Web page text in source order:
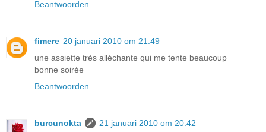
Beantwoorden
fimere 20 januari 2010 om 21:49
une assiette très alléchante qui me tente beaucoup
bonne soirée
Beantwoorden
burcunokta
21 januari 2010 om 20:42